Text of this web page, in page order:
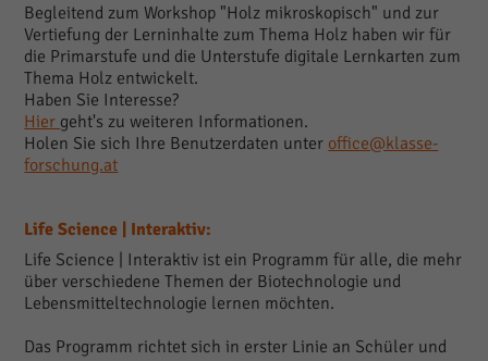
Begleitend zum Workshop "Holz mikroskopisch" und zur
Vertiefung der Lerninhalte zum Thema Holz haben wir für
die Primarstufe und die Unterstufe digitale Lernkarten zum
Thema Holz entwickelt.
Haben Sie Interesse?
Hier geht's zu weiteren Informationen.
Holen Sie sich Ihre Benutzerdaten unter office@klasse-
forschung.at
Life Science | Interaktiv:
Life Science | Interaktiv ist ein Programm für alle, die mehr
über verschiedene Themen der Biotechnologie und
Lebensmitteltechnologie lernen möchten.
Das Programm richtet sich in erster Linie an Schüler und